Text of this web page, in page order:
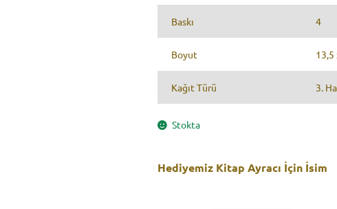
Baskı 4
Boyut 13,5
Kağıt Türü 3.
Stokta
Hediyemiz Kitap Ayracı İçin İsim